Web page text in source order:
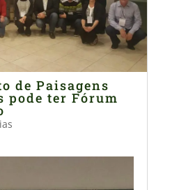
de Paisagens
pode ter Fórum